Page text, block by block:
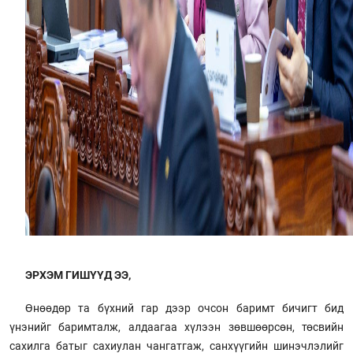
ЭРХЭМ ГИШҮҮД ЭЭ,
Өнөөдөр та бүхний гар дээр очсон баримт бичигт бид
үнэнийг баримталж, алдаагаа хүлээн зөвшөөрсөн, төсвийн
сахилга батыг сахиулан чангатгаж, санхүүгийн шинэчлэлийг